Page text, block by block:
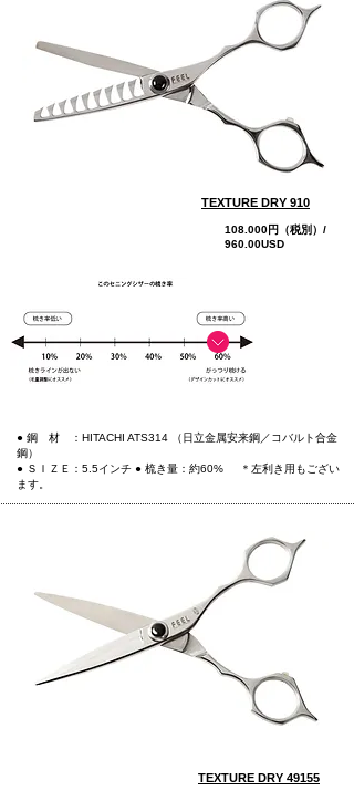
TEXTURE DRY 910
108.000円（税別）/
960.00USD
● 鋼 材 ：HITACHI ATS314 （日立金属安来鋼／コバルト合金
鋼）
● ＳＩＺＥ：5.5インチ ● 梳き量：約60% ＊左利き用もござい
ます。
TEXTURE DRY 49155